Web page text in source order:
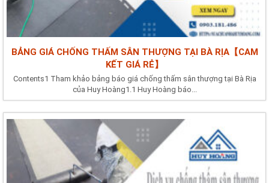
BẢNG GIÁ CHỐNG THẤM SÂN THƯỢNG TẠI BÀ RỊA【CAM
KẾT GIÁ RẺ】
Contents1 Tham khảo bảng báo giá chống thấm sân thượng tại Bà Rịa
của Huy Hoàng1.1 Huy Hoàng báo...